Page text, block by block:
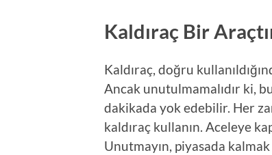
Kaldıraç Bir
Kaldıraç, doğru
Ancak unutulmamalıdır ki,
dakikada yok edebilir. Her
kaldıraç kullanın. Aceleye
Unutmayın, piyasada